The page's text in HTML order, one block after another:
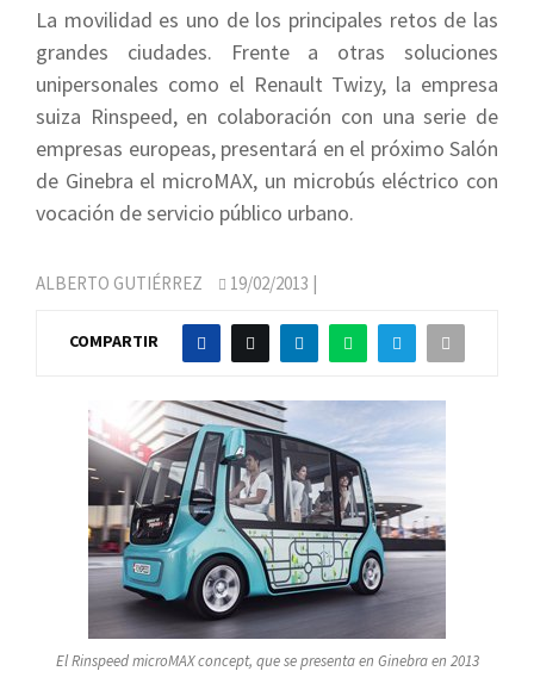
La movilidad es uno de los principales retos de las
grandes ciudades. Frente a otras soluciones
unipersonales como el Renault Twizy, la empresa
suiza Rinspeed, en colaboración con una serie de
empresas europeas, presentará en el próximo Salón
de Ginebra el microMAX, un microbús eléctrico con
vocación de servicio público urbano.
ALBERTO GUTIÉRREZ 19/02/2013 |
COMPARTIR
El Rinspeed microMAX concept, que se presenta en Ginebra en 2013